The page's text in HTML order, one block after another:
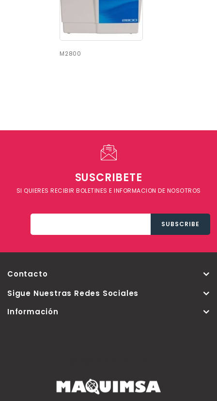
M2800
SUSCRIBETE
SI QUIERES RECIBIR BOLETINES E INFORMACION DE NOSOTROS
Contacto
Sigue Nuestras Redes Sociales
Información